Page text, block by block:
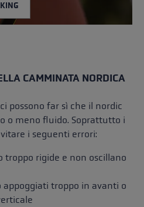
CAMMINATA NORDICA
possono far sì che il nordic
o meno fluido. Soprattutto i
i seguenti errori:
troppo rigide e non oscillano
appoggiati troppo in avanti o